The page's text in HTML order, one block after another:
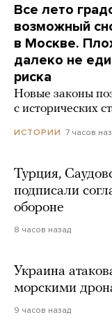
Все лето
возможный
в Москве.
далеко не
риска
Новые законы
с исторических
ИСТОРИИ 7 часов
Турция,
подписали
обороне
8 часов назад
Украина
морскими
9 часов назад